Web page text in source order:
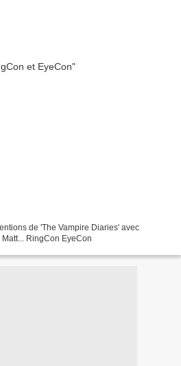
de 'The Vampire Diaries' avec
RingCon EyeCon